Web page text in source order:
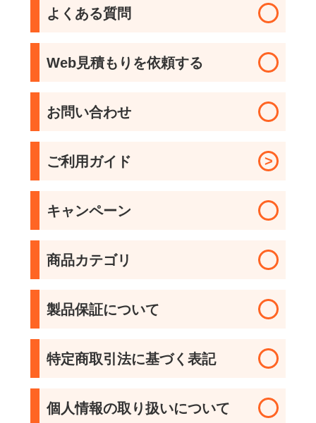
よくある質問
Web見積もりを依頼する
お問い合わせ
ご利用ガイド >
キャンペーン
商品カテゴリ
ガス給湯器
電気温水器
ビルトインコンロ
製品保証について
特定商取引法に基づく表記
個人情報の取り扱いについて